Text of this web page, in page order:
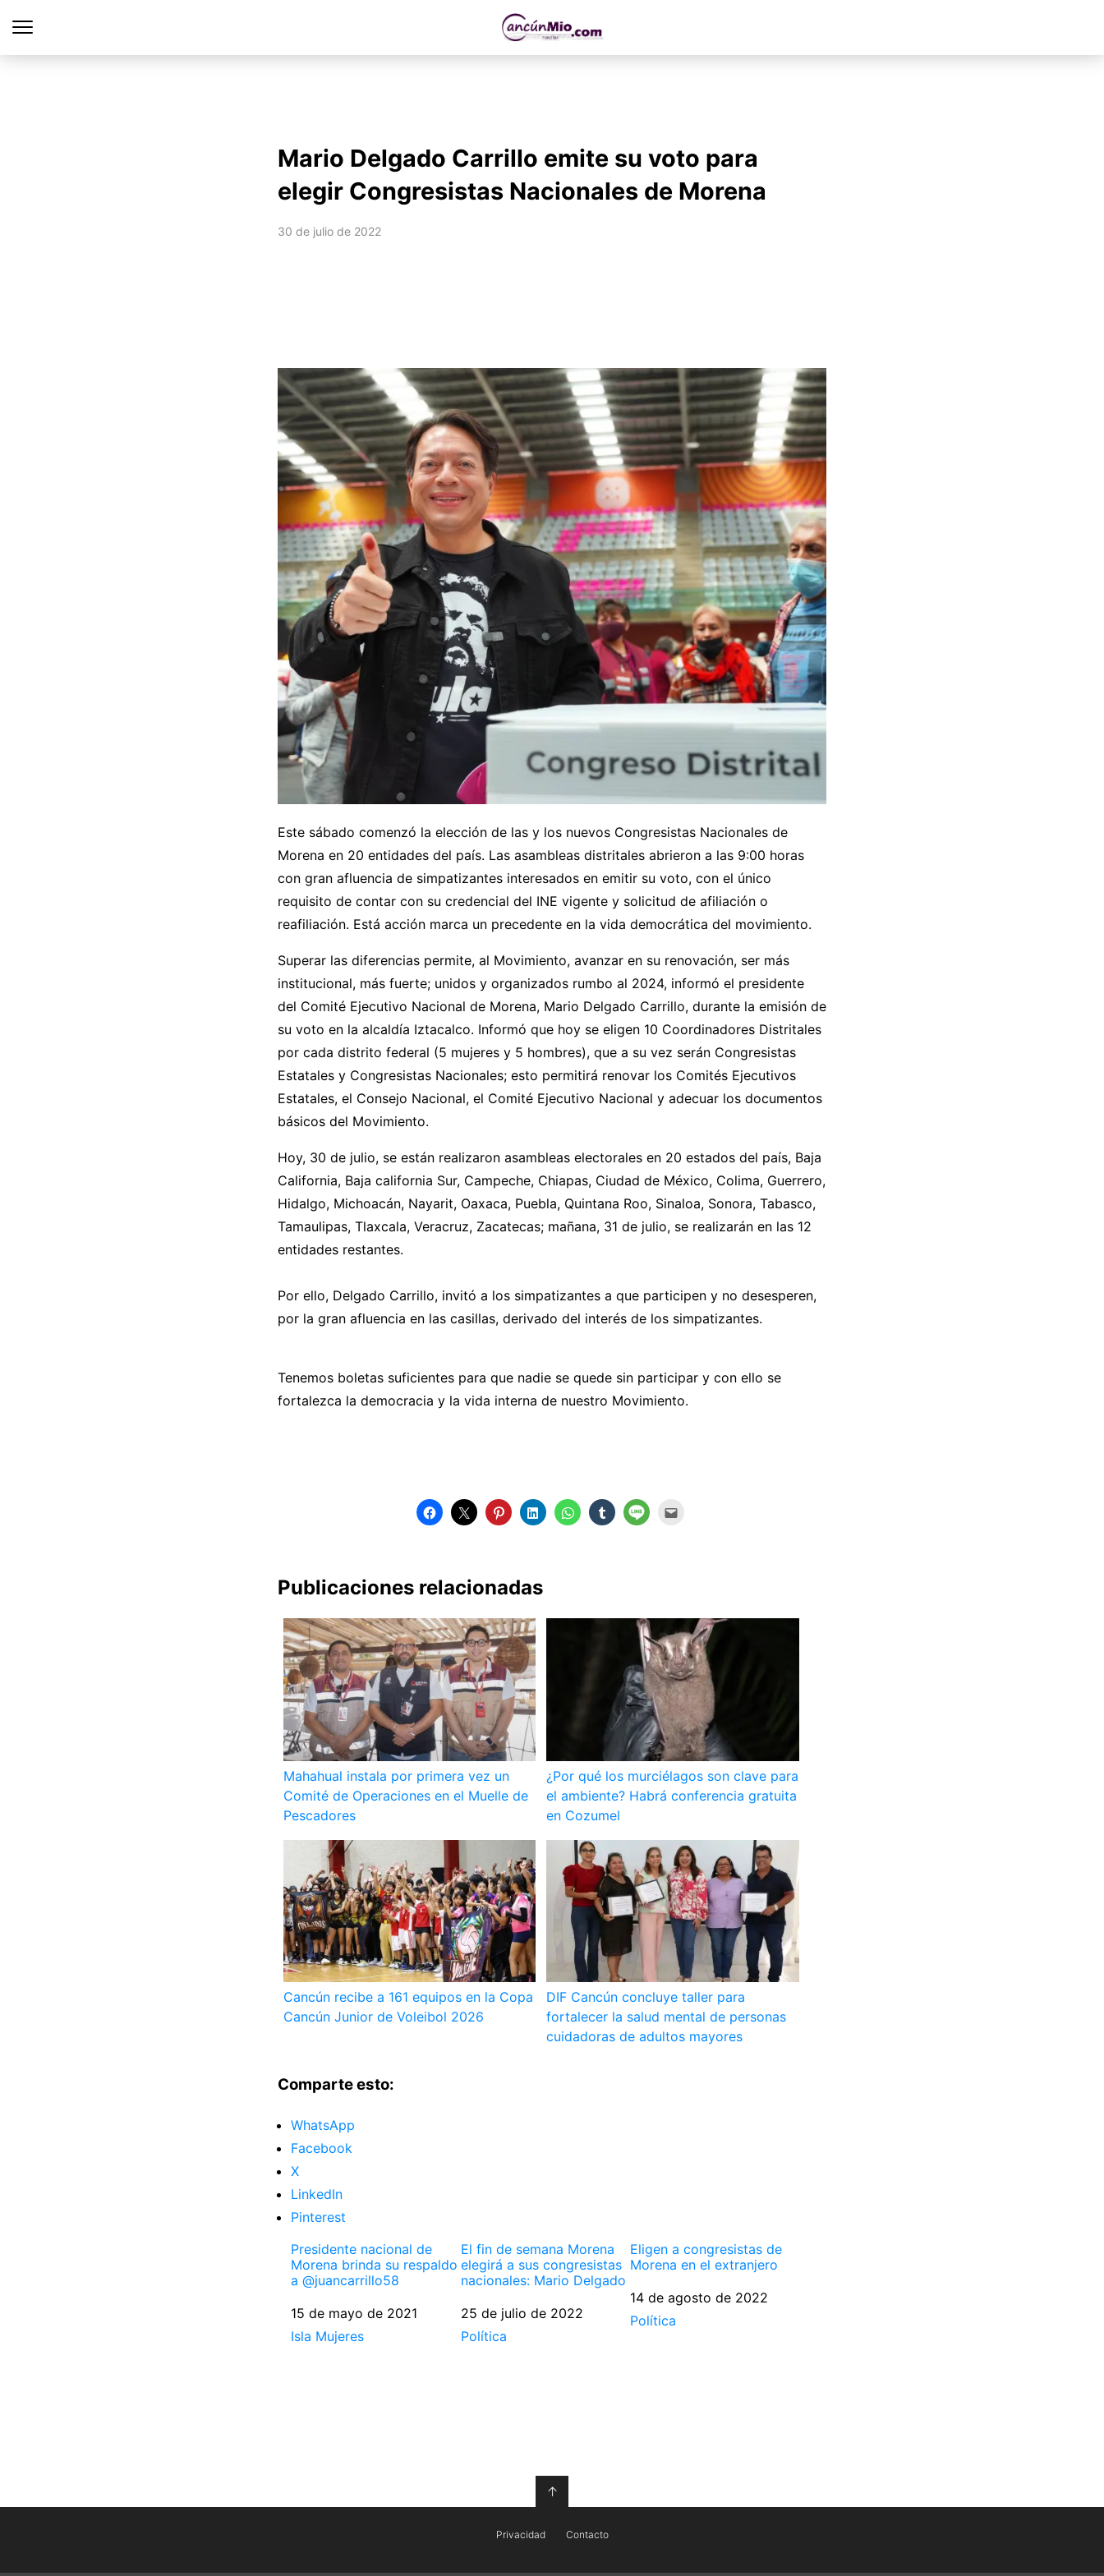
Mario Delgado Carrillo emite su voto para
elegir Congresistas Nacionales de Morena
30 de julio de 2022
Este sábado comenzó la elección de las y los nuevos Congresistas Nacionales de
Morena en 20 entidades del país. Las asambleas distritales abrieron a las 9:00 horas
con gran afluencia de simpatizantes interesados en emitir su voto, con el único
requisito de contar con su credencial del INE vigente y solicitud de afiliación o
reafiliación. Está acción marca un precedente en la vida democrática del movimiento.
Superar las diferencias permite, al Movimiento, avanzar en su renovación, ser más
institucional, más fuerte; unidos y organizados rumbo al 2024, informó el presidente
del Comité Ejecutivo Nacional de Morena, Mario Delgado Carrillo, durante la emisión de
su voto en la alcaldía Iztacalco. Informó que hoy se eligen 10 Coordinadores Distritales
por cada distrito federal (5 mujeres y 5 hombres), que a su vez serán Congresistas
Estatales y Congresistas Nacionales; esto permitirá renovar los Comités Ejecutivos
Estatales, el Consejo Nacional, el Comité Ejecutivo Nacional y adecuar los documentos
básicos del Movimiento.
Hoy, 30 de julio, se están realizaron asambleas electorales en 20 estados del país, Baja
California, Baja california Sur, Campeche, Chiapas, Ciudad de México, Colima, Guerrero,
Hidalgo, Michoacán, Nayarit, Oaxaca, Puebla, Quintana Roo, Sinaloa, Sonora, Tabasco,
Tamaulipas, Tlaxcala, Veracruz, Zacatecas; mañana, 31 de julio, se realizarán en las 12
entidades restantes.
Por ello, Delgado Carrillo, invitó a los simpatizantes a que participen y no desesperen,
por la gran afluencia en las casillas, derivado del interés de los simpatizantes.
Tenemos boletas suficientes para que nadie se quede sin participar y con ello se
fortalezca la democracia y la vida interna de nuestro Movimiento.
Publicaciones relacionadas
Mahahual instala por primera vez un
Comité de Operaciones en el Muelle de
Pescadores
¿Por qué los murciélagos son clave para
el ambiente? Habrá conferencia gratuita
en Cozumel
Cancún recibe a 161 equipos en la Copa
Cancún Junior de Voleibol 2026
DIF Cancún concluye taller para
fortalecer la salud mental de personas
cuidadoras de adultos mayores
Comparte esto:
WhatsApp
Facebook
X
LinkedIn
Pinterest
Presidente nacional de
Morena brinda su respaldo
a @juancarrillo58
Fecha
15 de mayo de 2021
Respecto a
Isla Mujeres
El fin de semana Morena
elegirá a sus congresistas
nacionales: Mario Delgado
Fecha
25 de julio de 2022
Respecto a
Política
Eligen a congresistas de
Morena en el extranjero
Fecha
14 de agosto de 2022
Respecto a
Política
↑
Privacidad Contacto